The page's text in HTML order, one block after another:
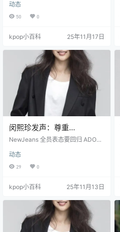
职一案进行调查后，做出不移交起
诉（即“无嫌疑”）决定的正式文件。
取经营权”，而是在 “股东间合同任
的设想。 文件内容详细分析 1. 对“E
XIT”（退出）一词的解释： HYBE的
主张： HYBE在其监察报告中声称，
闵熙珍对话…
动态
50 0
kpop小百科 25年11月17日
闵熙珍发声：尊重
NewJeans 回归 ADOR 的决
守护”
NewJeans 全员表态要回归 ADO
长文回应了！ 核心态度就三点： 尊
重孩子们的决定：闵熙珍表示，她
完整体：她强调，“我个人在哪里都
人，必须被完整守护！” 切割个人官
司：她明确表示，自己和 HYBE 的
官司跟 NewJeans 没关系，是两码
事。 不过…
动态
29 0
kpop小百科 25年11月13日